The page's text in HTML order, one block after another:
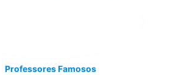
Professores Famosos